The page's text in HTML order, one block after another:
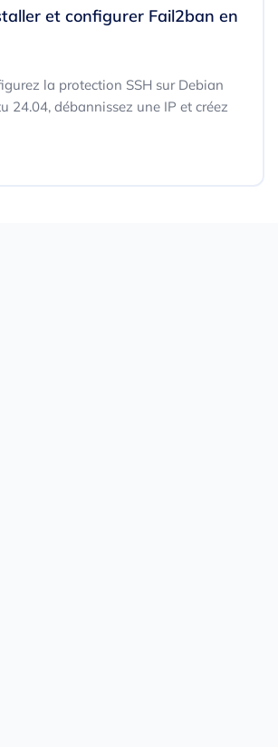
et configurer Fail2ban en
la protection SSH sur Debian
24.04, débannissez une IP et créez